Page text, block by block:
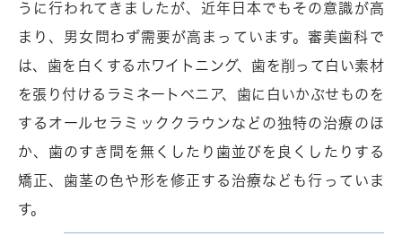
うに行われてきましたが、近年日本でもその意識が高
まり、男女問わず需要が高まっています。審美歯科で
は、歯を白くするホワイトニング、歯を削って白い素材
を張り付けるラミネートべニア、歯に白いかぶせものを
するオールセラミッククラウンなどの独特の治療のほ
か、歯のすき間を無くしたり歯並びを良くしたりする
矯正、歯茎の色や形を修正する治療なども行っていま
す。